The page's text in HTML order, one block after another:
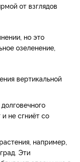
от взглядов
но это
озеленение,
вертикальной
не сгниёт со
например,
Эти